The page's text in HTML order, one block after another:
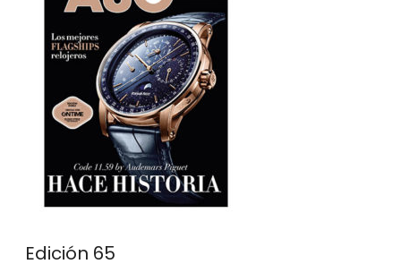
Edición 65